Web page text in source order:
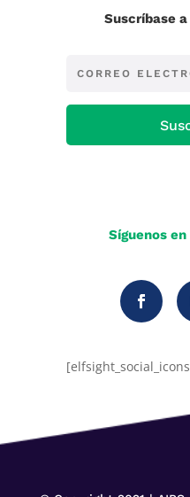
Suscríbase
Síguenos